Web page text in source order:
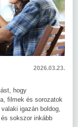
2026.03.23.
hogy
filmek és sorozatok
igazán boldog,
sokszor inkább